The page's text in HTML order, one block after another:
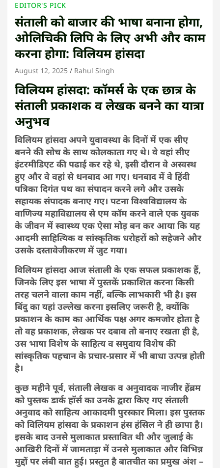
EDITOR'S PICK
संताली को बाजार की भाषा बनाना होगा,
ओलिचिकी लिपि के लिए अभी और काम
करना होगा: विलियम हांसदा
August 12, 2025 Rahul Singh
विलियम हांसदा: कॉमर्स के एक छात्र के
संताली प्रकाशक व लेखक बनने का यात्रा
अनुभव
विलियम हांसदा अपने युवावस्था के दिनों में एक सीए
बनने की सोच के साथ कोलकाता गए थे। वे वहां सीए
इंटरमीडिएट की पढाई कर रहे थे, इसी दौरान वे अस्वस्थ
हुए और वे वहां से धनबाद आ गए। धनबाद में वे हिंदी
पत्रिका दिगंत पथ का संपादन करने लगे और उसके
सहायक संपादक बनाए गए। पटना विश्वविद्यालय के
वाणिज्य महाविद्यालय से एम कॉम करने वाले एक युवक
के जीवन में स्वास्थ्य एक ऐसा मोड़ बन कर आया कि यह
आदमी साहित्यिक व सांस्कृतिक धरोहरों को सहेजने और
उसके दस्तावेजीकरण में जुट गया।
विलियम हांसदा आज संताली के एक सफल प्रकाशक हैं,
जिनके लिए इस भाषा में पुस्तकें प्रकाशित करना किसी
तरह चलने वाला काम नहीं, बल्कि लाभकारी भी है। इस
बिंदु का यहां उल्लेख करना इसलिए जरूरी है, क्योंकि
प्रकाशन के काम का आर्थिक पक्ष अगर कमजोर होता है
तो वह प्रकाशक, लेखक पर दबाव तो बनाए रखता ही है,
उस भाषा विशेष के साहित्य व समुदाय विशेष की
सांस्कृतिक पहचान के प्रचार-प्रसार में भी बाधा उत्पन्न होती
है।
कुछ महीने पूर्व, संताली लेखक व अनुवादक नाजीर हेंब्रम
को पुस्तक डार्क हॉर्स का उनके द्वारा किए गए संताली
अनुवाद को साहित्य आकादमी पुरस्कार मिला। इस पुस्तक
को विलियम हांसदा के प्रकाशन हंस हंसिल ने ही छापा है।
इसके बाद उनसे मुलाकात प्रस्तावित थी और जुलाई के
आखिरी दिनों में जामताड़ा में उनसे मुलाकात और विभिन्न
मुद्दों पर लंबी बात हुई। प्रस्तुत है बातचीत का प्रमुख अंश –